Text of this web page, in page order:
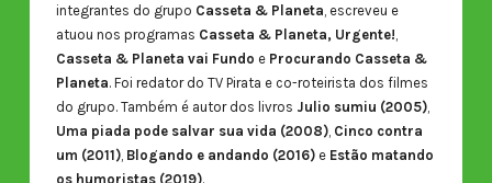
integrantes do grupo Casseta & Planeta , escreveu e
atuou nos programas Casseta & Planeta, Urgente!
Casseta & Planeta vai Fundo e Procurando Casseta &
Planeta. Foi redator do TV Pirata e co-roteirista dos filmes
do grupo. Também é autor dos livros Julio sumiu (2005),
Uma piada pode salvar sua vida (2008), Cinco contra
um (2011), Blogando e andando (2016)e Estão matando
os humoristas (2019).